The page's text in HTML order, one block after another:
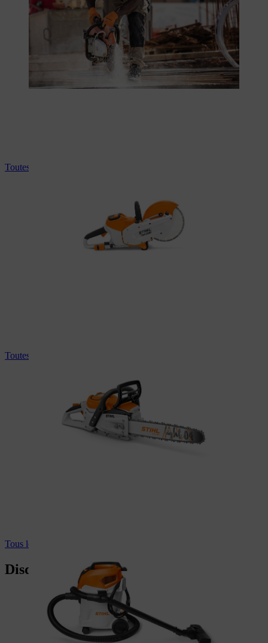
Toutes les découpeuses à disque
Toutes les tronçonneuses
Tous les aspirateurs
Disques à découper STIHL